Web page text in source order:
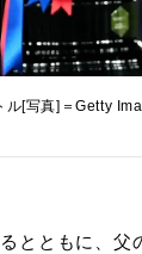
ル[写真]＝Getty
とともに、父